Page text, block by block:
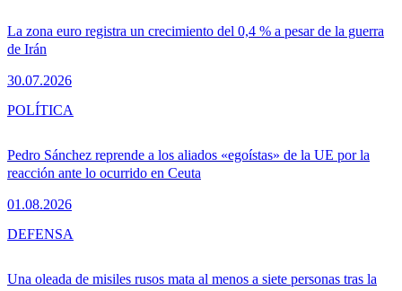
La zona euro registra un crecimiento del 0,4 % a pesar de la guerra
de Irán
30.07.2026
Pedro Sánchez reprende a los aliados «egoístas» de la UE por la
reacción ante lo ocurrido en Ceuta
01.08.2026
POLÍTICA
Una oleada de misiles rusos mata al menos a siete personas tras la
DEFENSA